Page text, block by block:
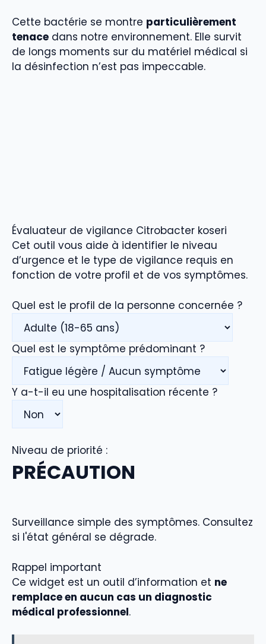
Cette bactérie se montre particulièrement
tenace dans notre environnement. Elle survit
de longs moments sur du matériel médical si
la désinfection n’est pas impeccable.
Évaluateur de vigilance Citrobacter koseri
Cet outil vous aide à identifier le niveau
d’urgence et le type de vigilance requis en
fonction de votre profil et de vos symptômes.
Quel est le profil de la personne concernée ?
Quel est le symptôme prédominant ?
Y a-t-il eu une hospitalisation récente ?
Niveau de priorité :
PRÉCAUTION
Surveillance simple des symptômes. Consultez
si l'état général se dégrade.
Rappel important
Ce widget est un outil d’information et ne
remplace en aucun cas un diagnostic
médical professionnel.